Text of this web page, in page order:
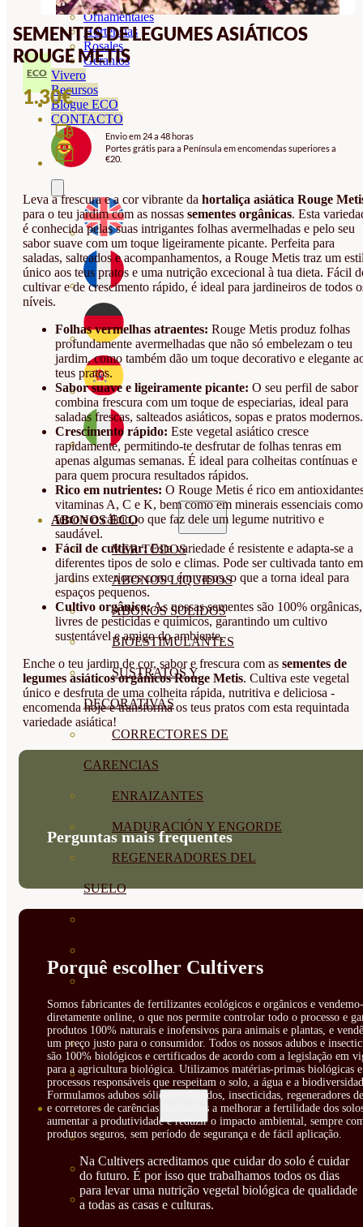
Ornamentales
Hortensias
Rosales
Geranios
Vivero
Recursos
Blogue ECO
CONTACTO
ABONOS ECO
VER TODOS
ABONOS LÍQUIDOS
ABONOS SOLIDOS
BIOESTIMULANTES
SUSTRATOS Y
DECORATIVAS
CORRECTORES DE
CARENCIAS
ENRAIZANTES
MADURACIÓN Y ENGORDE
REGENERADORES DEL
SUELO
PLANTAS
PLANTAS INTERIOR
GROWPUNCH
SEMILLAS
VER TODAS
BIODINÁMICAS DEMETER
HORTALIZA FRUTO
SEMENTES DE LEGUMES ASIÁTICOS
ROUGE METIS
ECO
1.30€
Envio em 24 a 48 horas
Portes grátis para a Península em encomendas superiores a
€20.
Leva a frescura e a cor vibrante da hortaliça asiática Rouge
para o teu jardim com as nossas sementes orgânicas. Esta
é conhecida pelas suas intrigantes folhas avermelhadas e pelo seu
sabor suave com um toque ligeiramente picante. Perfeita para
saladas, salteados e acompanhamentos, a Rouge Metis traz um
único aos teus pratos e uma nutrição excecional à tua dieta. Fácil
cultivar e de crescimento rápido, é ideal para jardineiros de todos
níveis.
Folhas vermelhas atraentes: Rouge Metis produz folhas
profundamente avermelhadas que não só embelezam o teu
jardim, como também dão um toque decorativo e elegante
teus pratos.
Sabor suave e ligeiramente picante: O seu perfil de sabor
combina frescura com um toque de especiarias, ideal para
saladas frescas, salteados asiáticos, sopas e pratos modernos.
Crescimento rápido: Este vegetal asiático cresce
rapidamente, permitindo-te desfrutar de folhas tenras em
apenas algumas semanas. É ideal para colheitas contínuas e
para quem procura resultados rápidos.
Rico em nutrientes: O Rouge Metis é rico em
vitaminas A, C e K, bem como em minerais essenciais
ferro e o cálcio, o que faz dele um legume nutritivo e
saudável.
Fácil de cultivar:Esta variedade é resistente e adapta-se a
diferentes tipos de solo e climas. Pode ser cultivada tanto em
jardins exteriores como em vasos, o que a torna ideal para
espaços pequenos.
Cultivo orgânico:As nossas sementes são 100% orgânicas,
livres de pesticidas e químicos, garantindo um cultivo
sustentável e amigo do ambiente.
Enche o teu jardim de cor, sabor e frescura com as sementes de
legumes asiáticos orgânicos Rouge Metis. Cultiva este vegetal
único e desfruta de uma colheita rápida, nutritiva e deliciosa -
encomenda hoje e transforma os teus pratos com esta requintada
variedade asiática!
Perguntas mais frequentes
Porquê escolher Cultivers
Somos fabricantes de fertilizantes ecológicos e orgânicos e
diretamente online, o que nos permite controlar todo o processo e
produtos 100% naturais e inofensivos para animais e plantas, e
um preço justo para o consumidor. Todos os nossos adubos e
são 100% biológicos e certificados de acordo com a legislação em
para a agricultura biológica. Utilizamos matérias-primas biológicas e
processos responsáveis que respeitam o solo, a água e a
Formulamos adubos sólidos e líquidos, insecticidas, regeneradores
e corretores de carências destinados a melhorar a fertilidade dos
aumentar a produtividade e reduzir o impacto ambiental, sempre
produtos seguros, sem período de segurança e de fácil aplicação.
Na Cultivers acreditamos que cuidar do solo é cuidar
do futuro. É por isso que trabalhamos todos os dias
para levar uma nutrição vegetal biológica de qualidade
a todas as casas e culturas.